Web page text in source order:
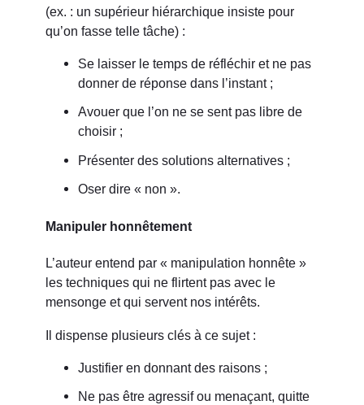
(ex. : un supérieur hiérarchique insiste pour
qu’on fasse telle tâche) :
Se laisser le temps de réfléchir et ne pas
donner de réponse dans l’instant ;
Avouer que l’on ne se sent pas libre de
choisir ;
Présenter des solutions alternatives ;
Oser dire « non ».
Manipuler honnêtement
L’auteur entend par « manipulation honnête »
les techniques qui ne flirtent pas avec le
mensonge et qui servent nos intérêts.
Il dispense plusieurs clés à ce sujet :
Justifier en donnant des raisons ;
Ne pas être agressif ou menaçant, quitte